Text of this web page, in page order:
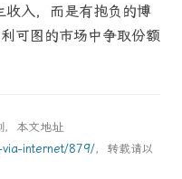
入，而是有抱负的博
可图的市场中争取份额
，本文地址
internet/879/，转载请以